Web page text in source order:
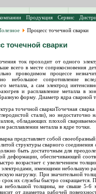
Продукция Сервис
Процесс точечной сварки
точечной сварки
ток проходит от одного
всего в месте соприкосновения
проводимом процессе
небольшое сопротивление
металла, а сам электрод
и расплавление металла в
форму. Диаметр ядра
точечной сваркиТочечная
стали), но
обладающих плохой
расплавлении металла в ядре точки.
представляет собой
структуры сварного соединения
быть достаточным для
деформации, обеспечивающей
возрастает с увеличением
электродами, имеющими небольшую
нагрузку. При значительной
срок их службы быстро сокращается.
небольшой толщины, не свыше 5-6
от диаметра рабочей